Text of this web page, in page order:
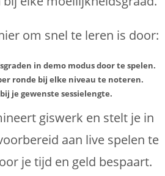
om snel te leren is door:
in demo modus door te spelen.
ronde bij elke niveau te noteren.
je gewenste sessielengte.
giswerk en stelt je in
aan live spelen te
je tijd en geld bespaart.